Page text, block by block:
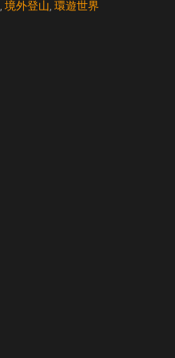
境外登山 環遊世界